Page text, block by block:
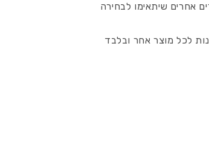
אחרים שיתאימו לבחירה
לכל מוצר אחר ובלבד